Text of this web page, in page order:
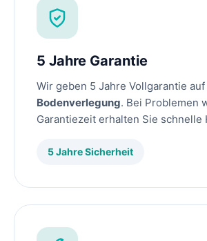
5 Jahre Garantie
Wir geben 5 Jahre Vollgarantie
Bodenverlegung. Bei Problemen
Garantiezeit erhalten Sie schnelle
5 Jahre Sicherheit